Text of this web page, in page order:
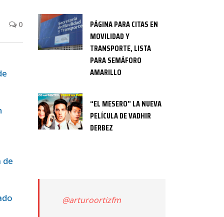
0
de
PÁGINA PARA CITAS EN
MOVILIDAD Y
TRANSPORTE, LISTA
PARA SEMÁFORO
AMARILLO
“EL MESERO” LA NUEVA
PELÍCULA DE VADHIR
DERBEZ
@arturoortizfm